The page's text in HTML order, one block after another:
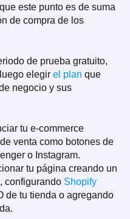
este punto es de suma
de compra de los
de prueba gratuito,
elegir el plan que
negocio y sus
tu e-commerce
venta como botones de
o Instagram.
tu página creando un
configurando Shopify
de tu tienda o agregando